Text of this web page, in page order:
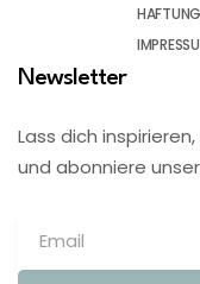
Newsletter
Lass dich
und abonniere